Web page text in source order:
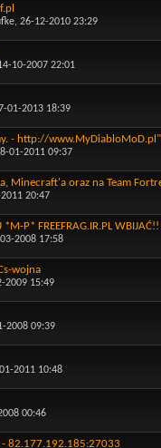
, 26-12-2010 23:29
10-2007 22:01
01-2013 18:39
- http://www.MyDiabloMoD.pl"
01-2011 09:37
Minecraft'a oraz na Team
20:47
*M-P* FREEFRAG.IR.PL WBIJAĆ!!
2008 17:58
wojna
2009 15:49
2008 09:39
2011 10:48
00:46
82.177.192.185:27033